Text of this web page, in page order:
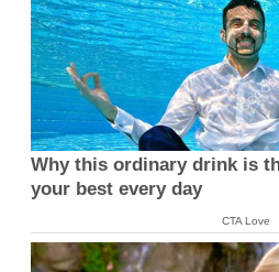
Why this ordinary drink is
your best every day
CTA Love